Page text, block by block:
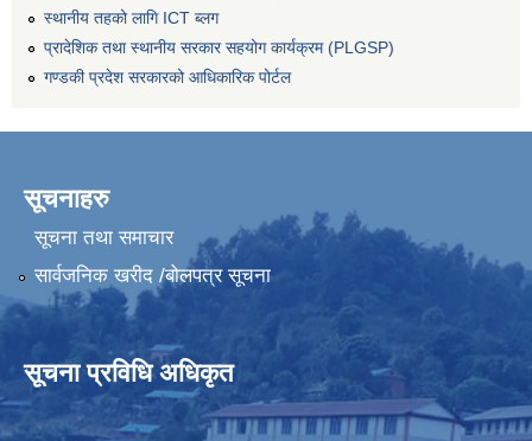
स्थानीय तहको लागि ICT ब्लग
प्रादेशिक तथा स्थानीय सरकार सहयोग कार्यक्रम (PLGSP)
गण्डकी प्रदेश सरकारको आधिकारिक पोर्टल
सूचनाहरु
सूचना तथा समाचार
सार्वजनिक खरीद /बोलपत्र सूचना
सूचना प्रविधि अधिकृत